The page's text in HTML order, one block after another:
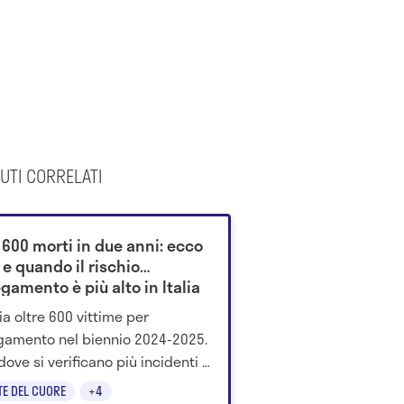
CORRELATI
DEL CUORE +4
morti in due anni: ecco
quando il rischio
è più alto in Italia
oltre 600 vittime per
nel biennio 2024-2025.
si verificano più incidenti e
del Ministero